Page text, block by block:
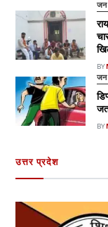
जन
BY
जन
BY
उत्तर प्रदेश